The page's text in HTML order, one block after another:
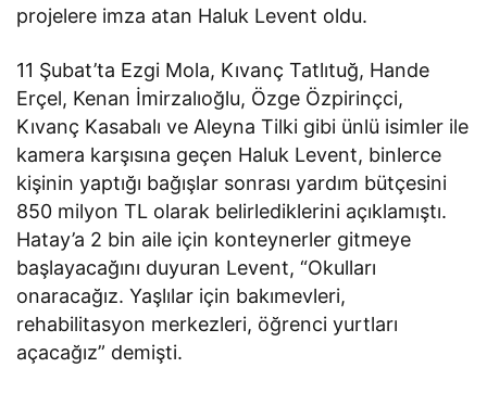
projelere imza atan Haluk Levent oldu.
11 Şubat’ta Ezgi Mola, Kıvanç Tatlıtuğ, Hande
Erçel, Kenan İmirzalıoğlu, Özge Özpirinçci,
Kıvanç Kasabalı ve Aleyna Tilki gibi ünlü isimler ile
kamera karşısına geçen Haluk Levent, binlerce
kişinin yaptığı bağışlar sonrası yardım bütçesini
850 milyon TL olarak belirlediklerini açıklamıştı.
Hatay’a 2 bin aile için konteynerler gitmeye
başlayacağını duyuran Levent, “Okulları
onaracağız. Yaşlılar için bakımevleri,
rehabilitasyon merkezleri, öğrenci yurtları
açacağız” demişti.